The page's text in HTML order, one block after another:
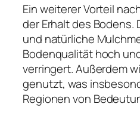
Ein weiterer Vorteil
der Erhalt des Bodens.
und natürliche
Bodenqualität hoch
verringert. Außerdem
genutzt, was
Regionen von